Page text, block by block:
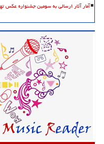
آمار آثار ارسالی به سومین جشنواره عکس